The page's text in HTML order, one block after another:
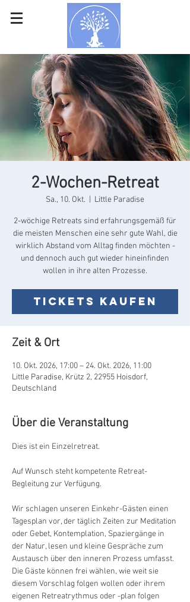
2-Wochen-Retreat
Sa., 10. Okt. Little Paradise
2-wöchige Retreats sind erfahrungsgemäß für
die meisten Menschen eine sehr gute Wahl, die
wirklich Abstand vom Alltag finden möchten -
und dennoch auch gut wieder hineinfinden
wollen in ihre alten Prozesse.
Tickets kaufen
Zeit & Ort
10. Okt. 2026, 17:00 – 24. Okt. 2026, 11:00
Little Paradise, Krütz 2, 22955 Hoisdorf,
Deutschland
Über die Veranstaltung
Dies ist ein Einzelretreat.
Auf Wunsch steht kompetente Retreat-
Begleitung zur Verfügung.
Wir schlagen unseren Einkehr-Gästen einen
Tagesplan vor, der täglich Zeiten zur Meditation
oder Gebet, Kontemplation, Spaziergänge in
der Natur, lesen und kleine Gespräche zum
Austausch über den inneren Prozess umfasst.
Die Gäste können frei wählen, wie weit sie
diesem Vorschlag folgen wollen oder ihrem
eigenen Retreatrythmus oder -plan folgen